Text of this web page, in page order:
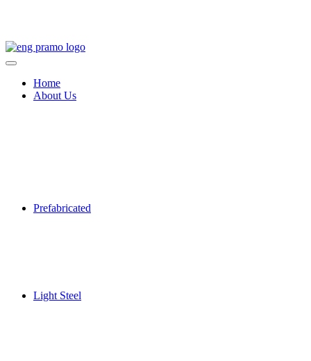
Home
About Us
Prefabricated
Light Steel